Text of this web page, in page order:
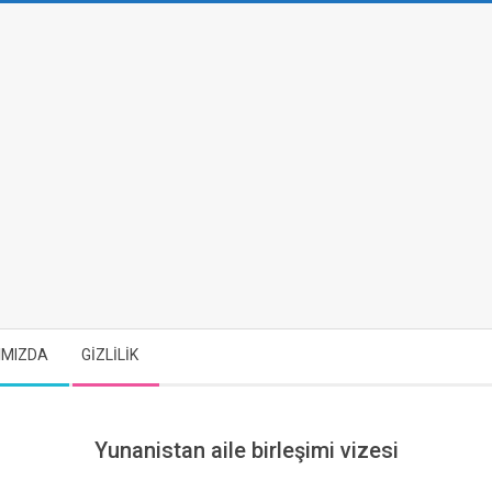
GİZLİLİK
Yunanistan aile birleşimi vizesi